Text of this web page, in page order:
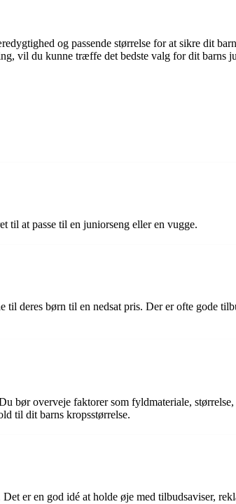
og passende størrelse for at sikre dit
vil du kunne træffe det bedste valg for dit barns
til at passe til en juniorseng eller en vugge.
deres børn til en nedsat pris. Der er ofte gode
overveje faktorer som fyldmateriale,
til dit barns kropsstørrelse.
er en god idé at holde øje med tilbudsaviser,